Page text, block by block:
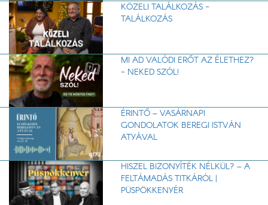
KÖZELI TALÁLKOZÁS -
TALÁLKOZÁS
MI AD VALÓDI ERŐT AZ ÉLETHEZ?
- NEKED SZÓL!
ÉRINTŐ – VASÁRNAPI
GONDOLATOK BEREGI ISTVÁN
ATYÁVAL
HISZEL BIZONYÍTÉK NÉLKÜL? – A
FELTÁMADÁS TITKÁRÓL |
PÜSPÖKKENYÉR